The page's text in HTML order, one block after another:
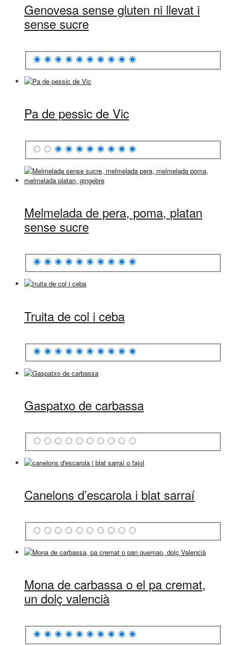
Genovesa sense gluten ni llevat i
sense sucre
Pa de pessic de Vic
Melmelada de pera, poma, platan
sense sucre
Truita de col i ceba
Gaspatxo de carbassa
Canelons d’escarola i blat sarraí
Mona de carbassa o el pa cremat,
un dolç valencià